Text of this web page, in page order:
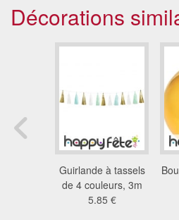
Décorations
Guirlande à tassels
de 4 couleurs, 3m
5.85 €